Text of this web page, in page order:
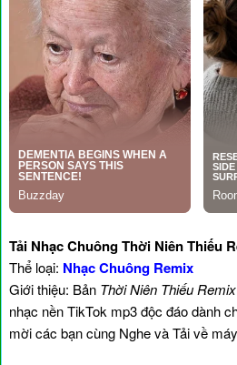
Tải Nhạc Chuông Thời Niên Thiếu
Thể loại: Nhạc Chuông Remix
Giới thiệu: Bản Thời Niên Thiếu Remix
nhạc nền TikTok mp3 độc đáo dành
mời các bạn cùng Nghe và Tải về